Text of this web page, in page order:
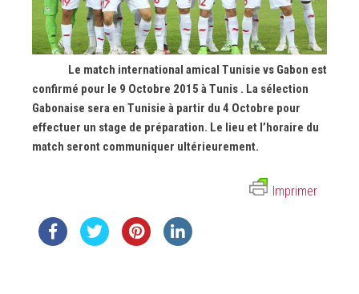
Le match international amical Tunisie vs Gabon est
confirmé pour le 9 Octobre 2015 à Tunis . La sélection
Gabonaise sera en Tunisie à partir du 4 Octobre pour
effectuer un stage de préparation. Le lieu et l’horaire du
match seront communiquer ultérieurement.
Imprimer